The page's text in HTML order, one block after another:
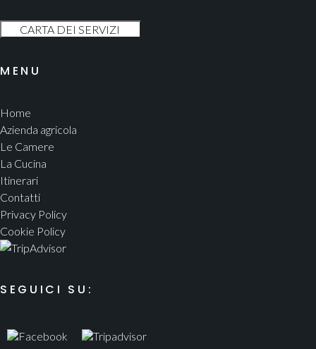
MENU
Home
Azienda agricola
Le Camere
La Cucina
Itinerari
Contatti
Privacy Policy
Cookie Policy
SEGUICI SU: